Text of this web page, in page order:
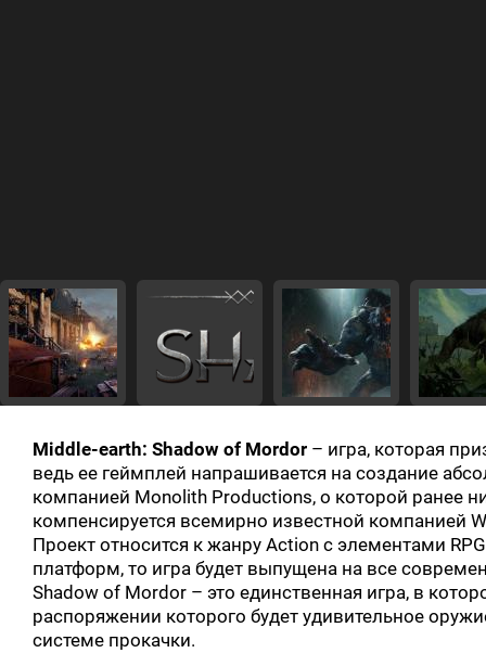
Middle-earth: Shadow of Mordor – игра, которая
ведь ее геймплей напрашивается на создание
компанией Monolith Productions, о которой ранее
компенсируется всемирно известной компанией
Проект относится к жанру Action с элементами
платформ, то игра будет выпущена на все
Shadow of Mordor – это единственная игра, в
распоряжении которого будет удивительное
системе прокачки.